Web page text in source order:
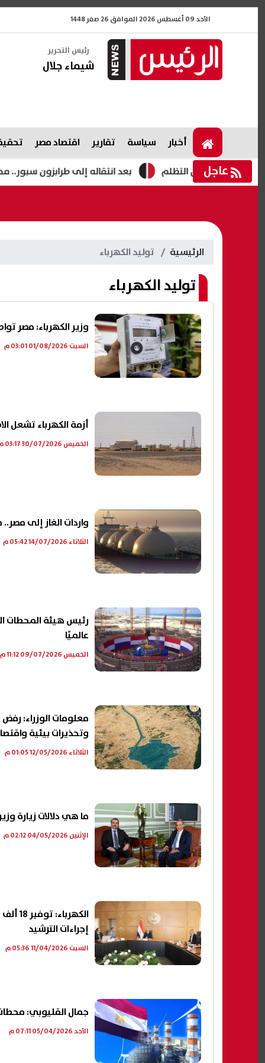
الأحد 09 أغسطس 2026 الموافق 26 صفر 1448
رئيس التحرير
شيماء جلال
أخبار سياسة تقارير اقتصاد مصر
عاجل بعد انتقاله إلى طرابزون سبور.. محمد صلاح قبول التظلم
الرئيسية توليد الكهرباء
توليد الكهرباء
وزير الكهرباء: مصر
السبت 01/08/2026 03:01 م
أزمة الكهرباء تشعل
الخميس 30/07/2026 03:17 م
واردات الغاز إلى
الثلاثاء 14/07/2026 05:42 م
رئيس هيئة المحطات
عالميًا
الخميس 09/07/2026 11:12 م
معلومات الوزراء:
وتحذيرات بيئية
الثلاثاء 12/05/2026 01:05 م
ما هي دلالات زيارة
الإثنين 04/05/2026 02:12 م
إجراءات الترشيد
السبت 11/04/2026 05:36 م
جمال القليوبي: محطات الكهرباء
الأحد 05/04/2026 07:11 م